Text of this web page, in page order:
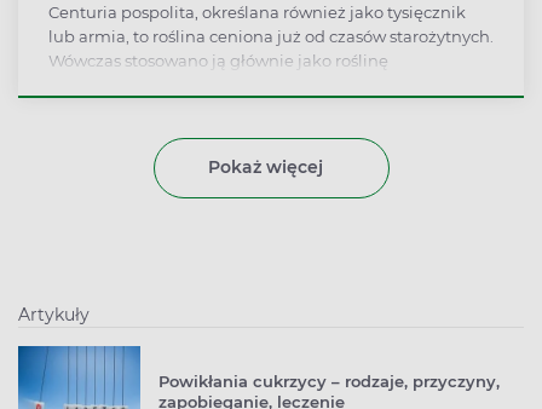
Centuria pospolita, określana również jako tysięcznik
lub armia, to roślina ceniona już od czasów starożytnych.
Wówczas stosowano ją głównie jako roślinę
wzdęć. Pomaga szybciej wrócić do zdrowia po przebytej
operacji, łagodzi infekcje dróg moczowych i wspiera
Pokaż więcej
Artykuły
Powikłania cukrzycy – rodzaje, przyczyny,
zapobieganie, leczenie